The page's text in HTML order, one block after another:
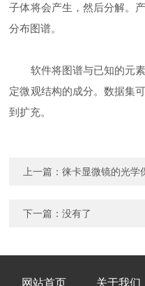
子体将会产生，然后分解。
分布图谱。
软件将图谱与已知的元素
定微观结构的成分。数据集
到扩充。
上一篇：徕卡显微镜的光学
下一篇：没有了
网站首页 关于我们